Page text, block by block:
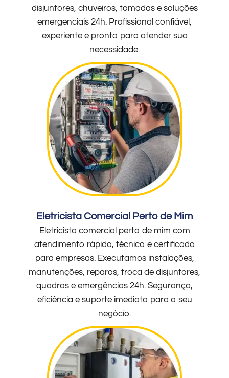
disjuntores, chuveiros, tomadas e soluções
emergenciais 24h. Profissional confiável,
experiente e pronto para atender sua
necessidade.
Eletricista Comercial Perto de Mim
Eletricista comercial perto de mim com
atendimento rápido, técnico e certificado
para empresas. Executamos instalações,
manutenções, reparos, troca de disjuntores,
quadros e emergências 24h. Segurança,
eficiência e suporte imediato para o seu
negócio.